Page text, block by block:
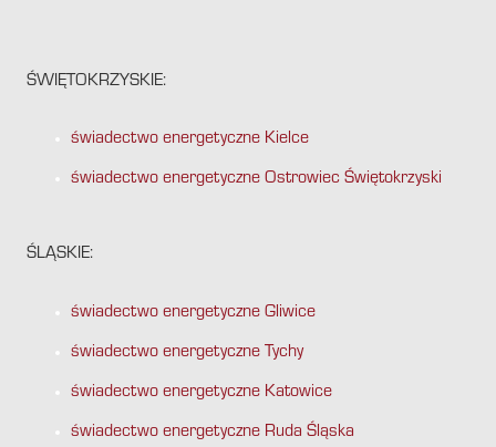
ŚWIĘTOKRZYSKIE:
świadectwo energetyczne Kielce
świadectwo energetyczne Ostrowiec Świętokrzyski
ŚLĄSKIE:
świadectwo energetyczne Gliwice
świadectwo energetyczne Tychy
świadectwo energetyczne Katowice
świadectwo energetyczne Ruda Śląska